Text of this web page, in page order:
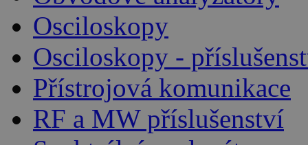
Osciloskopy
Osciloskopy -
Přístrojová komunikace
RF a MW příslušenství